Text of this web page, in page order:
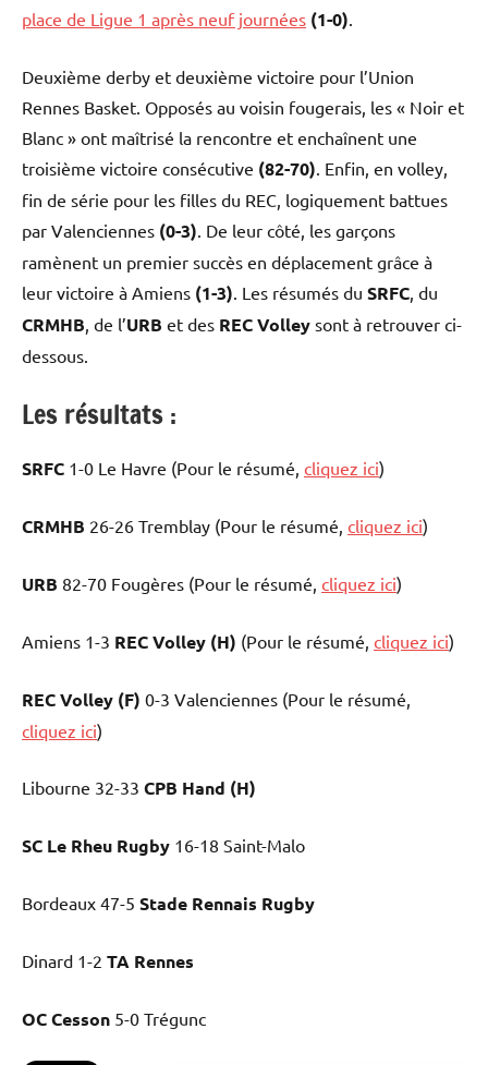
place de Ligue 1 après neuf journées (1-0)
Deuxième derby et deuxième victoire pour l’Union
Rennes Basket. Opposés au voisin fougerais, les « Noir et
Blanc » ont maîtrisé la rencontre et enchaînent une
troisième victoire consécutive (82-70) . Enfin, en volley,
fin de série pour les filles du REC, logiquement battues
par Valenciennes (0-3) . De leur côté, les garçons
ramènent un premier succès en déplacement grâce à
leur victoire à Amiens (1-3) . Les résumés du SRFC , du
CRMHB , de l’URB et des REC Volley sont à retrouver ci-
dessous.
Les résultats :
SRFC 1-0 Le Havre (Pour le résumé, cliquez ici)
CRMHB 26-26 Tremblay (Pour le résumé, cliquez ici)
URB 82-70 Fougères (Pour le résumé, cliquez ici)
Amiens 1-3 REC Volley (H) (Pour le résumé, cliquez ici)
REC Volley (F) 0-3 Valenciennes (Pour le résumé,
cliquez ici)
Libourne 32-33 CPB Hand (H)
SC Le Rheu Rugby 16-18 Saint-Malo
Bordeaux 47-5 Stade Rennais Rugby
Dinard 1-2 TA Rennes
OC Cesson 5-0 Trégunc